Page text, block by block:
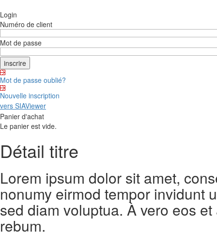
Login
Numéro de client
Mot de passe
Mot de passe oublié?
Nouvelle inscription
vers SIAViewer
Panier d'achat
Le panier est vide.
Détail titre
Lorem ipsum dolor sit amet,
nonumy eirmod tempor invidunt
sed diam voluptua. À vero eos
rebum.